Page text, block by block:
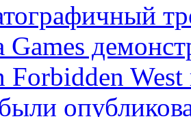
Games
Forbidden West